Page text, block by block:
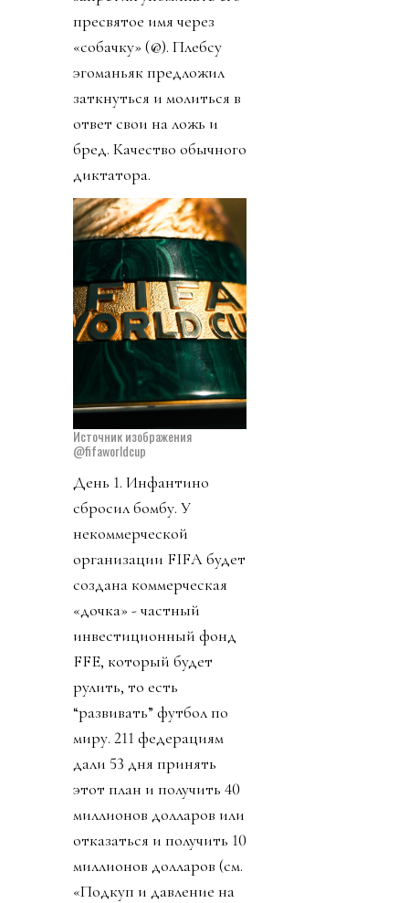
пресвятое имя через
«собачку» (@). Плебсу
эгоманьяк предложил
заткнуться и молиться в
ответ свои на ложь и
бред. Качество обычного
диктатора.
Источник изображения
@fifaworldcup
День 1. Инфантино
сбросил бомбу. У
некоммерческой
организации FIFA будет
создана коммерческая
«дочка» - частный
инвестиционный фонд
FFE, который будет
рулить, то есть
“развивать” футбол по
миру. 211 федерациям
дали 53 дня принять
этот план и получить 40
миллионов долларов или
отказаться и получить 10
миллионов долларов (см.
«Подкуп и давление на